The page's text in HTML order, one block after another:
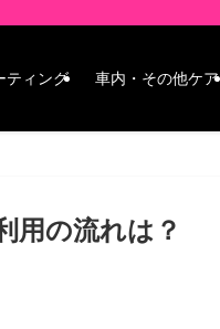
ティング 車内・その他ケア
用の流れは？